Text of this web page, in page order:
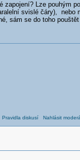
zapojení? Lze pouhým
svislé čáry), nebo
sám se do toho
Pravidla diskusí Nahlásit